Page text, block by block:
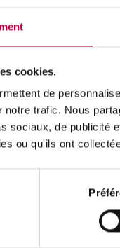
cookies.
de
notre trafic. Nous
sociaux, de publicité
ou qu'ils ont
des compétences sur
des
pour le métier d’
que vous
;
aux prescrits de la